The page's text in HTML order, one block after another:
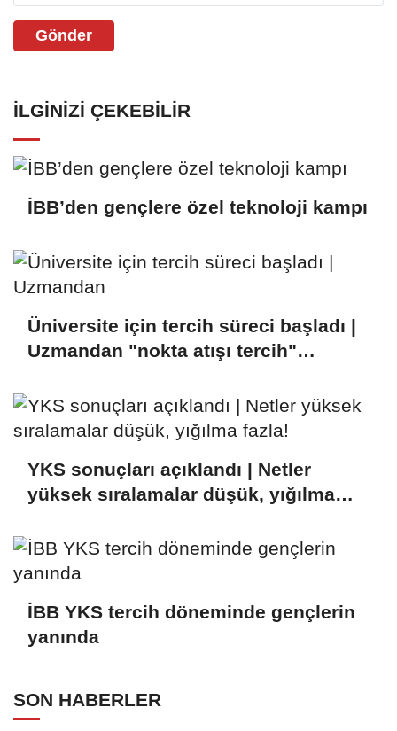
Gönder
İLGINIZI ÇEKEBILIR
İBB’den gençlere özel teknoloji kampı
Üniversite için tercih süreci başladı |
Uzmandan "nokta atışı tercih"
YKS sonuçları açıklandı | Netler
yüksek sıralamalar düşük, yığılma
İBB YKS tercih döneminde gençlerin
yanında
SON HABERLER